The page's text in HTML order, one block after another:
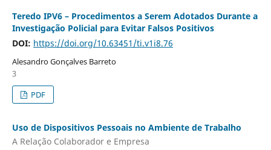
Teredo IPV6 – Procedimentos a Serem Adotados Durante a
Investigação Policial para Evitar Falsos Positivos
DOI: https://doi.org/10.63451/ti.v1i8.76
Alesandro Gonçalves Barreto
3
PDF
Uso de Dispositivos Pessoais no Ambiente de Trabalho
A Relação Colaborador e Empresa